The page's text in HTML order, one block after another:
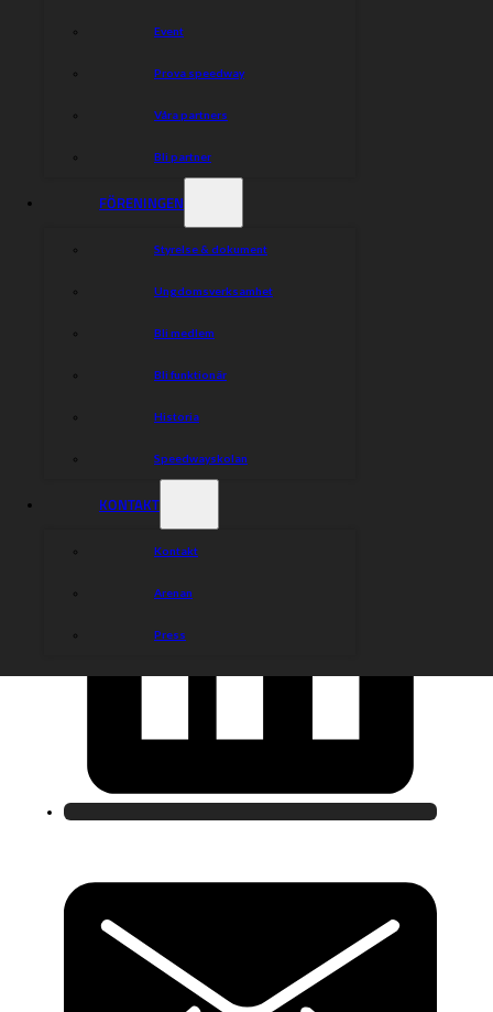
Event
Prova speedway
Våra partners
Bli partner
FÖRENINGEN
Styrelse & dokument
Ungdomsverksamhet
Bli medlem
Bli funktionär
Historia
Speedwayskolan
KONTAKT
Kontakt
Arenan
Press